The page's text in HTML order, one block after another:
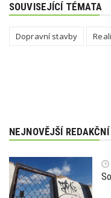
SOUVISEJÍCÍ TÉMATA
Dopravní stavby
NEJNOVĚJŠÍ